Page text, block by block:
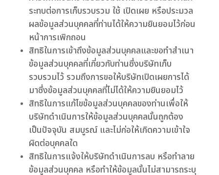
ระทบต่อการเก็บรวบรวม ใช้ เปิดเผย หรือประมวล
ผลข้อมูลส่วนบุคคลที่ท่านได้ให้ความยินยอมไว้ก่อน
หน้าการเพิกถอน
สิทธิในการเข้าถึงข้อมูลส่วนบุคคลและขอทำสำเนา
ข้อมูลส่วนบุคคลที่เกี่ยวกับท่านซึ่งบริษัทเก็บ
รวบรวมไว้ รวมถึงการขอให้บริษัทเปิดเผยการได้
มาซึ่งข้อมูลส่วนบุคคลที่ไม่ได้ให้ความยินยอมไว้
สิทธิในการแก้ไขข้อมูลส่วนบุคคลของท่านเพื่อให้
บริษัทดำเนินการให้ข้อมูลส่วนบุคคลนั้นถูกต้อง
เป็นปัจจุบัน สมบูรณ์ และไม่ก่อให้เกิดความเข้าใจ
ผิดต่อบุคคลใด
สิทธิในการแจ้งให้บริษัทดำเนินการลบ หรือทำลาย
ข้อมูลส่วนบุคคล หรือทำให้ข้อมูลนั้นไม่สามารถระบุ